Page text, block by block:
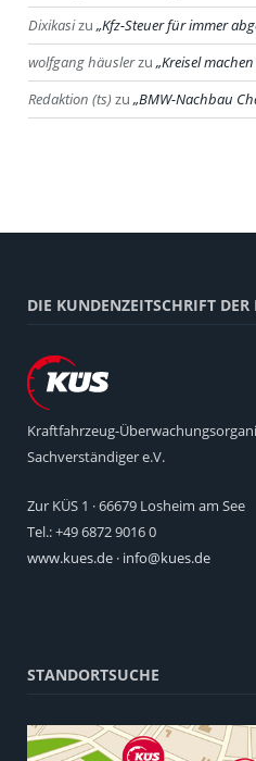
Dixikasizu Kfz-Steuer für immer
wolfgang häuslerzu Kreisel
Redaktion (ts) zu BMW-Nachbau
DIE KUNDENZEITSCHRIFT DER
Kraftfahrzeug-
Sachverständiger e.V.
Zur KÜS 1 · 66679 Losheim am See
Tel.: +49 6872 9016 0
www.kues.de · info@kues.de
STANDORTSUCHE